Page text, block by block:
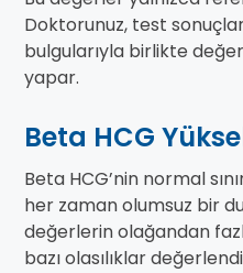
Doktorunuz, test
bulgularıyla birlikte
yapar.
Beta HCG
Beta HCG’nin normal
her zaman olumsuz bir
değerlerin olağandan
bazı olasılıklar